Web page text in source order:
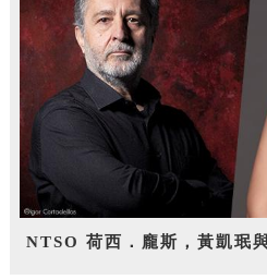
NTSO 荷西．龐斯，黃凱珉